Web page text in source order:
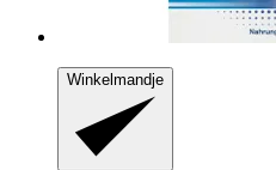
Winkelmandje